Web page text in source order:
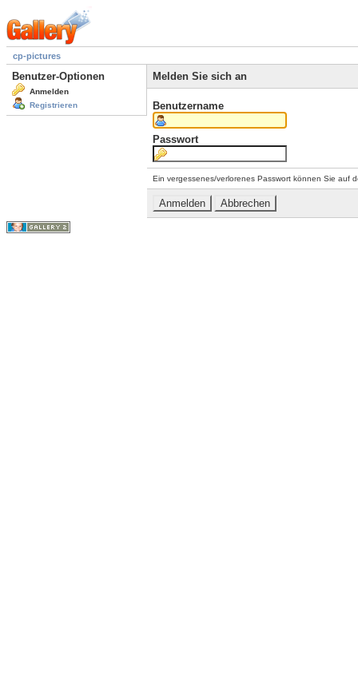
cp-pictures
Benutzer-Optionen
Anmelden
Registrieren
Melden Sie sich an
Benutzername
Passwort
Ein vergessenes/verlorenes Passwort können Sie auf